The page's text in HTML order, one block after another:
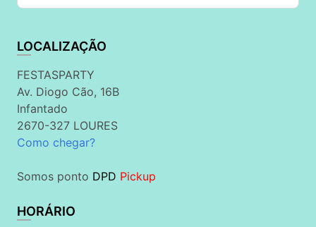
LOCALIZAÇÃO
FESTASPARTY
Av. Diogo Cão, 16B
Infantado
2670-327 LOURES
Como chegar?
Somos ponto DPD Pickup
HORÁRIO